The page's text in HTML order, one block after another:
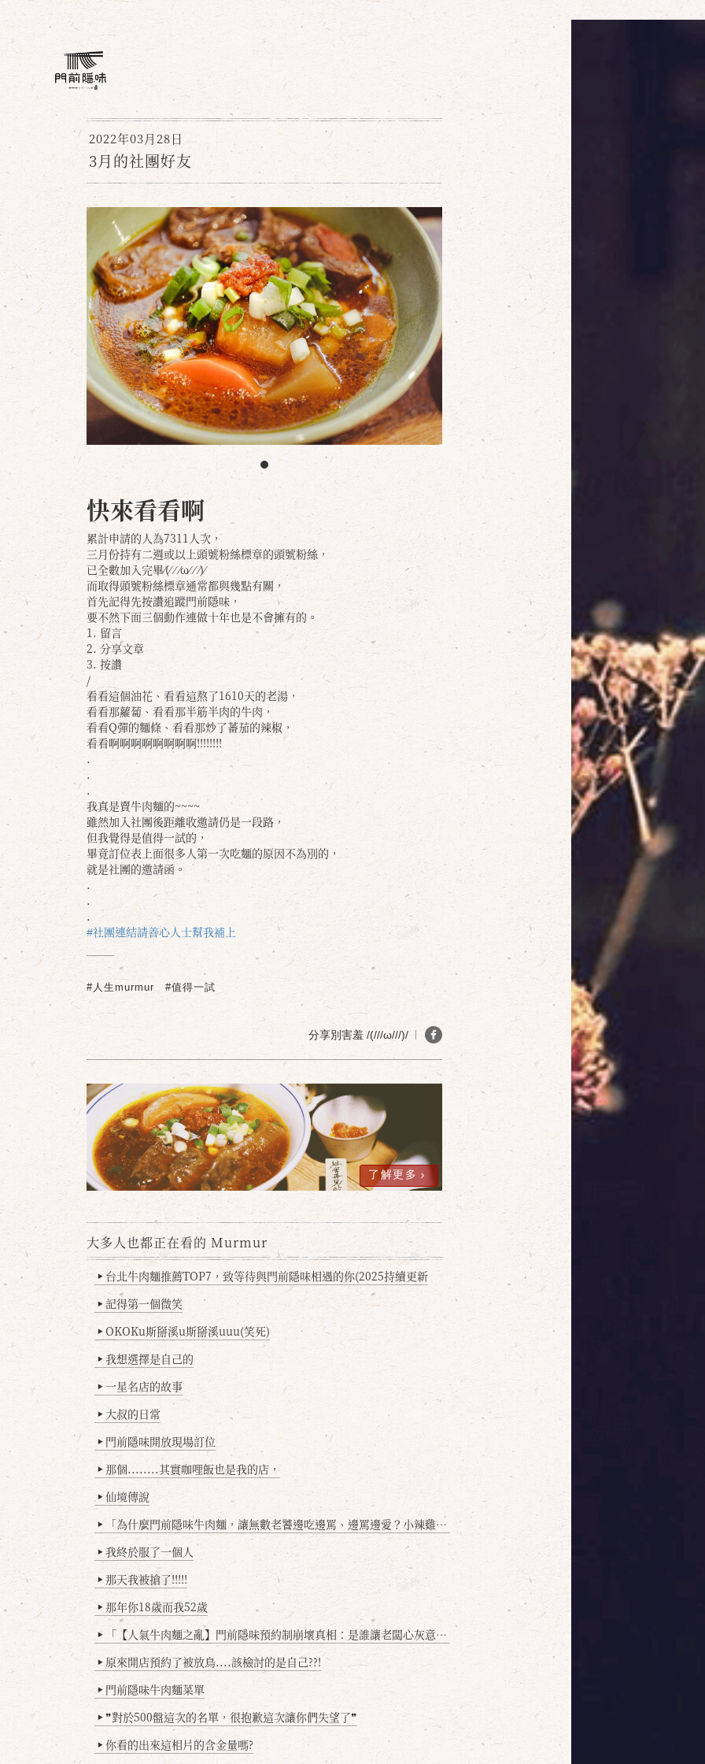
2022年03月28日
3月的社團好友
快來看看啊
累計申請的人為7311人次，
三月份持有二週或以上頭號粉絲標章的頭號粉絲，
已全數加入完畢⁄(⁄ ⁄ ⁄ω⁄ ⁄ ⁄)⁄
而取得頭號粉絲標章通常都與幾點有關，
首先記得先按讚追蹤門前隱味，
要不然下面三個動作連做十年也是不會擁有的。
1. 留言
2. 分享文章
3. 按讚
/
看看這個油花、看看這熬了1610天的老湯，
看看那蘿蔔、看看那半筋半肉的牛肉，
看看Q彈的麵條、看看那炒了蕃茄的辣椒，
看看啊啊啊啊啊啊啊啊!!!!!!!!
.
.
.
我真是賣牛肉麵的~~~~
雖然加入社團後距離收邀請仍是一段路，
但我覺得是值得一試的，
畢竟訂位表上面很多人第一次吃麵的原因不為別的，
就是社團的邀請函。
.
.
.
#社團連結請善心人士幫我補上
#人生murmur #值得一試
分享別害羞 /(///ω///)/
了解更多
大多人也都正在看的 Murmur
▶ 台北牛肉麵推薦TOP7，致等待與門前隱味相遇的你(2025持續更新
▶ 記得第一個微笑
▶ OKOKu斯掰溪u斯掰溪uuu(笑死)
▶ 我想選擇是自己的
▶ 一星名店的故事
▶ 大叔的日常
▶ 門前隱味開放現場訂位
▶ 那個........其實咖哩飯也是我的店，
▶ 仙境傳說
▶ 「為什麼門前隱味牛肉麵，讓無數老饕邊吃邊罵、邊罵邊愛？小辣雞揭密！」
▶ 我終於服了一個人
▶ 那天我被搶了!!!!!
▶ 那年你18歲而我52歲
▶ 「【人氣牛肉麵之亂】門前隱味預約制崩壞真相：是誰讓老闆心灰意冷？」
▶ 原來開店預約了被放鳥....該檢討的是自己??!
▶ 門前隱味牛肉麵菜單
▶ ❞對於500盤這次的名單，很抱歉這次讓你們失望了❞
▶ 你看的出來這相片的含金量嗎?
取消